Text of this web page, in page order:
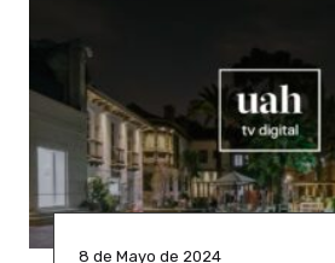
8 de Mayo de 2024